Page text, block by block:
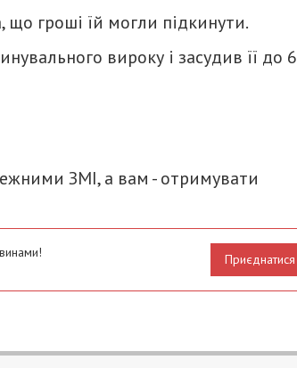
що гроші їй могли підкинути.
вироку і засудив її до 6
ЗМІ, а вам - отримувати
Приєднатися